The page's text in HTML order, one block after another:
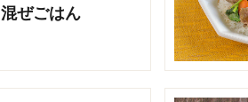
混ぜごはん